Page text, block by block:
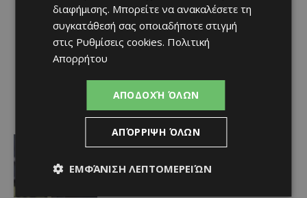
ΑΕΛ
με τον Ατρόμητο (ΒΙΝΤΕΟ)
διαφήμισης. Μπορείτε να ανακαλέσετε τη
συγκατάθεσή σας οποιαδήποτε στιγμή
στις Ρυθμίσεις cookies. Πολιτική
Απορρήτου
ΑΠΟΔΟΧΉ ΌΛΩΝ
ΑΠΌΡΡΙΨΗ ΌΛΩΝ
ΕΜΦΆΝΙΣΗ ΛΕΠΤΟΜΕΡΕΙΏΝ